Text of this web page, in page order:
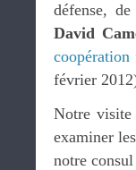
défense,
David
février
Notre visite
examiner
notre